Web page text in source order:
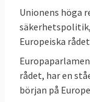
Unionens höga
Europeiska
rådet, har en
början på